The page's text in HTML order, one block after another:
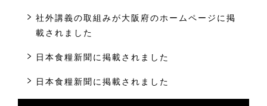
社外講義の取組みが大阪府のホームページに掲
載されました
日本食糧新聞に掲載されました
日本食糧新聞に掲載されました